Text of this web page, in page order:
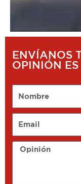
ENVÍANOS
OPINIÓN
Opinión